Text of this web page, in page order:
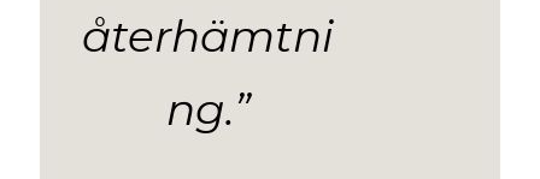
återhämtni
ng.”